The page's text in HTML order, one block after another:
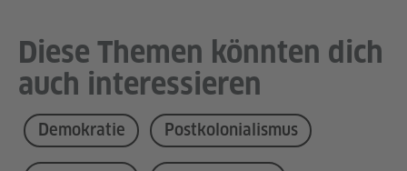
Diese Themen könnten dich
auch interessieren
Demokratie Postkolonialismus